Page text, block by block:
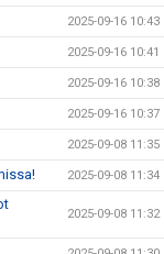
2025-09-16 10:43
2025-09-16 10:41
2025-09-16 10:38
2025-09-16 10:37
2025-09-08 11:35
2025-09-08 11:34
2025-09-08 11:32